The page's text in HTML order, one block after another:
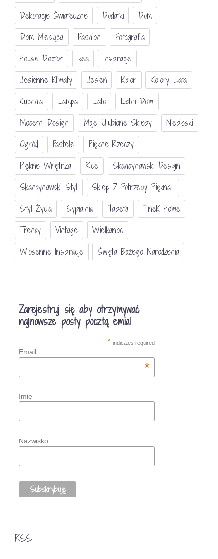
Dekoracje Świateczne
Dodatki
Dom
Dom Miesiąca
Fashion
Fotografia
House Doctor
Ikea
Inspiracje
Jesienne Klimaty
Jesień Kolor
Kolory Lata
Kuchnia
Lampa Lato
Letni Dom
Modern Design
Moje Ulubione Sklepy
Niebieski
Ogród
Pastele
Piękne Rzeczy
Piękne Wnętrza
Rice
Skandynawski Design
Skandynawski Styl
Sklep Z Potrzeby Piękna...
Styl Życia
Sypialnia Tapeta
TineK Home
Trendy
Vintage
Wielkanoc
Wiosenne Inspiracje
Święta Bożego Narodzenia
Zarejestruj się aby otrzymywać
najnowsze posty pocztą emial
* indicates required
Email
*
Imię
Nazwisko
RSS